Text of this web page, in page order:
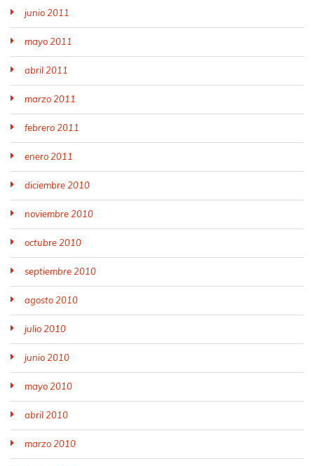
junio 2011
mayo 2011
abril 2011
marzo 2011
febrero 2011
enero 2011
diciembre 2010
noviembre 2010
octubre 2010
septiembre 2010
agosto 2010
julio 2010
junio 2010
mayo 2010
abril 2010
marzo 2010